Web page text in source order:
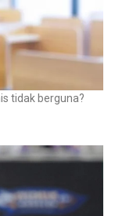
tidak berguna?